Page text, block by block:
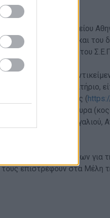
του Τριμελούς Εφετείου
της απόφασης και του
στην ιστοσελίδα του
άλλο
το Προσκοπικό Πρατήριο,
καταστήματος (
στην Κέρκυρα
(κα Αποστολία Μαγαλιού,
οικονομικών πόρων για
επιστρέφουν στα Μέλη